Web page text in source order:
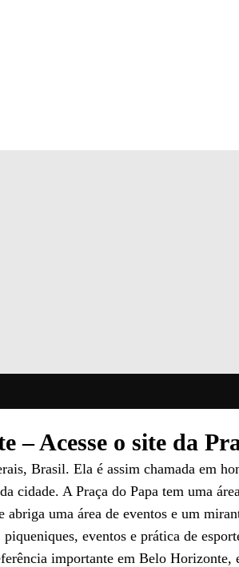
– Acesse o site da
Brasil. Ela é assim chamada em
A Praça do Papa tem uma
uma área de eventos e um
eventos e prática de
importante em Belo